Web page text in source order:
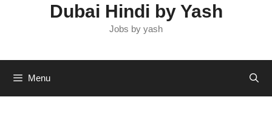
Dubai Hindi by Yash
Jobs by yash
Menu